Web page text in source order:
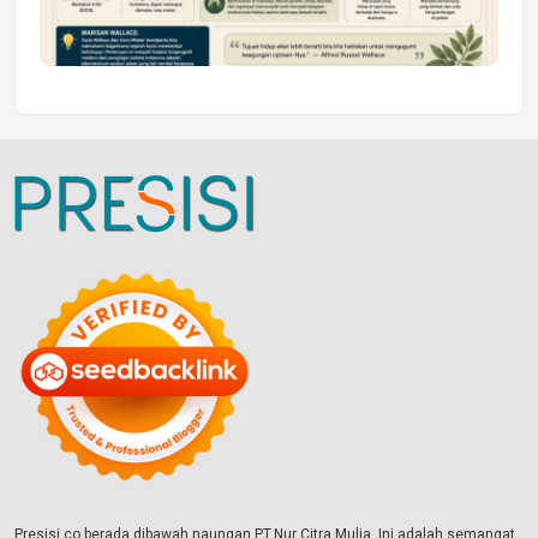
Presisi.co berada dibawah naungan PT.Nur Citra Mulia. Ini adalah semangat